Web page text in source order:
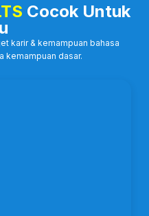
Cocok Untuk
karir & kemampuan bahasa
kemampuan dasar.